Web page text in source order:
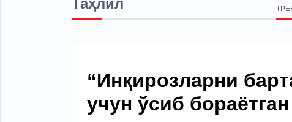
Таҳлил
“Инқирозларни
учун ўсиб